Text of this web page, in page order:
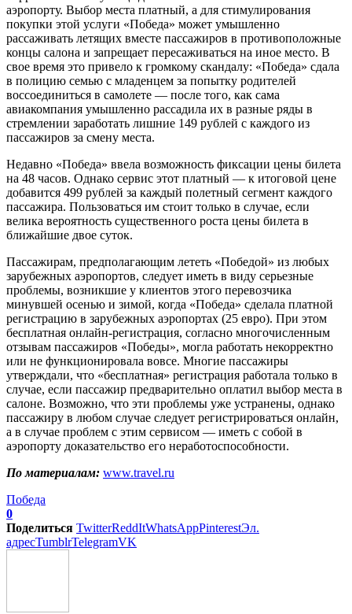
аэропорту. Выбор места платный, а для стимулирования
покупки этой услуги «Победа» может умышленно
рассаживать летящих вместе пассажиров в противоположные
концы салона и запрещает пересаживаться на иное место. В
свое время это привело к громкому скандалу: «Победа» сдала
в полицию семью с младенцем за попытку родителей
воссоединиться в самолете — после того, как сама
авиакомпания умышленно рассадила их в разные ряды в
стремлении заработать лишние 149 рублей с каждого из
пассажиров за смену места.
Недавно «Победа» ввела возможность фиксации цены билета
на 48 часов. Однако сервис этот платный — к итоговой цене
добавится 499 рублей за каждый полетный сегмент каждого
пассажира. Пользоваться им стоит только в случае, если
велика вероятность существенного роста цены билета в
ближайшие двое суток.
Пассажирам, предполагающим лететь «Победой» из любых
зарубежных аэропортов, следует иметь в виду серьезные
проблемы, возникшие у клиентов этого перевозчика
минувшей осенью и зимой, когда «Победа» сделала платной
регистрацию в зарубежных аэропортах (25 евро). При этом
бесплатная онлайн-регистрация, согласно многочисленным
отзывам пассажиров «Победы», могла работать некорректно
или не функционировала вовсе. Многие пассажиры
утверждали, что «бесплатная» регистрация работала только в
случае, если пассажир предварительно оплатил выбор места в
салоне. Возможно, что эти проблемы уже устранены, однако
пассажиру в любом случае следует регистрироваться онлайн,
а в случае проблем с этим сервисом — иметь с собой в
аэропорту доказательство его неработоспособности.
По материалам: www.travel.ru
Победа
0
Поделиться TwitterReddItWhatsAppPinterestЭл.
адресTumblrTelegramVK